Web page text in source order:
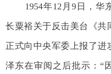
1954年12月9日，华
长粟裕关于反击美台《共
正式向中央军委上报了
泽东在审阅之后批示：“